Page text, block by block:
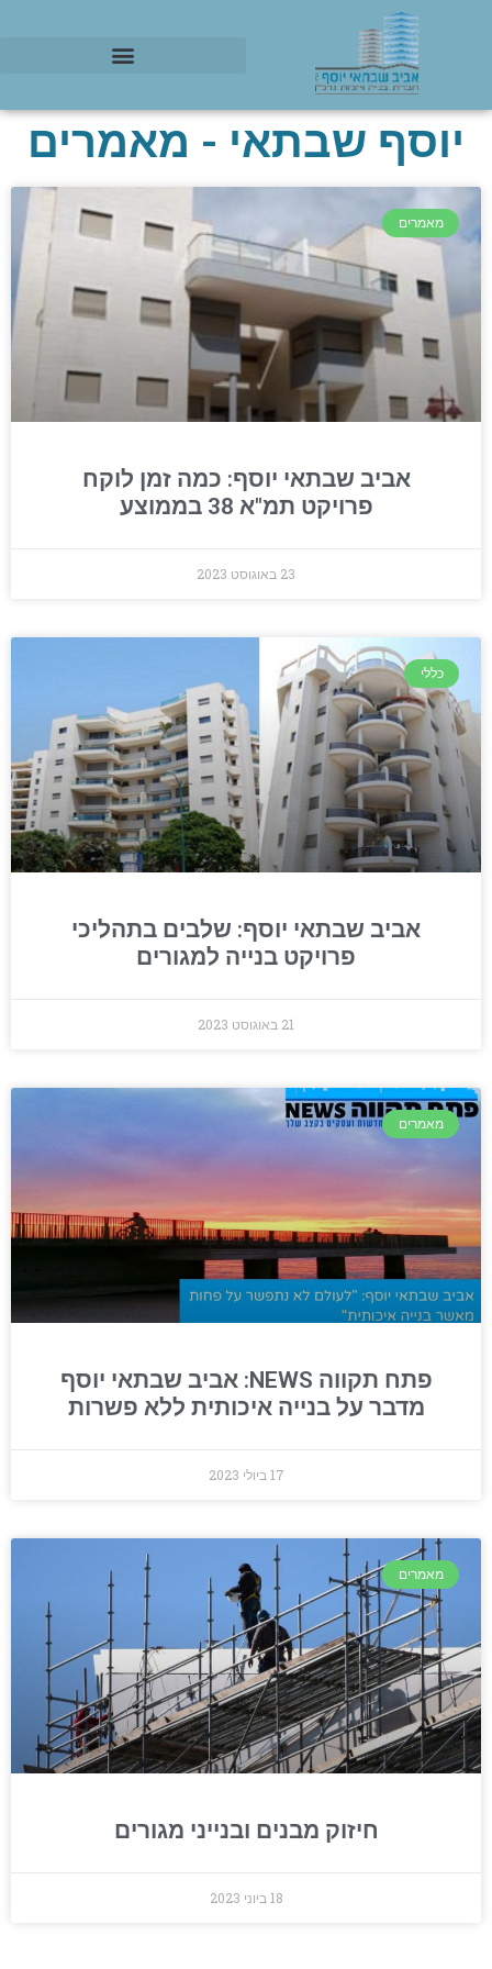
יוסף שבתאי - מאמרים
מאמרים
אביב שבתאי יוסף: כמה זמן לוקח
פרויקט תמ"א 38 בממוצע
23 באוגוסט 2023
כללי
אביב שבתאי יוסף: שלבים בתהליכי
פרויקט בנייה למגורים
21 באוגוסט 2023
מאמרים
פתח תקווה NEWS: אביב שבתאי יוסף
מדבר על בנייה איכותית ללא פשרות
17 ביולי 2023
מאמרים
חיזוק מבנים ובנייני מגורים
18 ביוני 2023